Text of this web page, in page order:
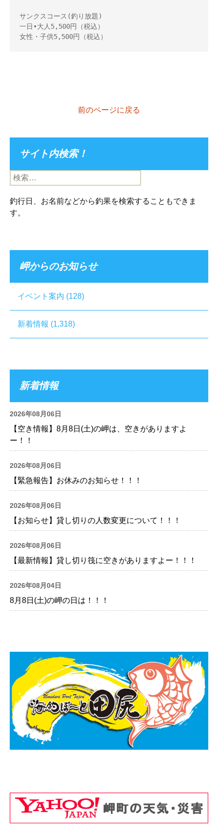
サンクスコース(釣り放題)
一日•大人5,500円（税込）
女性・子供5,500円（税込）
前のページに戻る
サイト内検索！
検
索:
釣行日、お名前などから釣果を検索することもできま
す。
岬からのお知らせ
イベント案内 (128)
新着情報 (1,318)
新着情報
2026年08月06日
【空き情報】8月8日(土)の岬は、空きがありますよ
ー！！
2026年08月06日
【緊急報告】お休みのお知らせ！！！
2026年08月06日
【お知らせ】貸し切りの人数変更について！！！
2026年08月06日
【最新情報】貸し切り筏に空きがありますよー！！！
2026年08月04日
8月8日(土)の岬の日は！！！